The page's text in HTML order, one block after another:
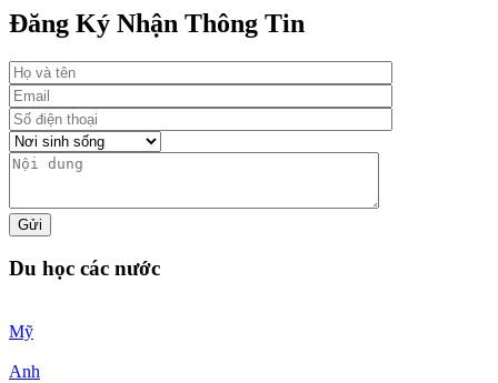
Đăng Ký Nhận Thông Tin
Du học các nước
Mỹ
Anh